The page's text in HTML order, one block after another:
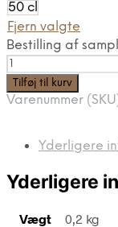
50 cl
Fjern valgte
Bestilling af
Tilføj til kurv
Varenummer
Yderligere
Yderligere
Vægt 0,2 kg